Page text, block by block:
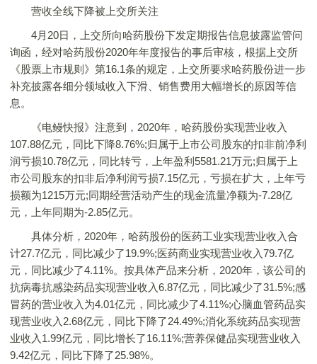
营收全线下降被上交所关注
4月20日，上交所向哈药股份下发定期报告信息披露监管问
询函，经对哈药股份2020年年度报告的事后审核，根据上交所
《股票上市规则》第16.1条的规定，上交所要求哈药股份进一步
补充披露各细分领域收入下滑、销售费用大幅增长的原因等信
息。
《电鳗快报》注意到，2020年，哈药股份实现营业收入
107.88亿元，同比下降8.76%;归属于上市公司股东的扣非前净利
润亏损10.78亿元，同比转亏，上年盈利5581.21万元;归属于上
市公司股东的扣非后净利润亏损7.15亿元，亏损在扩大，上年亏
损额为1215万元;同期经营活动产生的现金流量净额为-7.28亿
元，上年同期为-2.85亿元。
具体分析，2020年，哈药股份的医药工业实现营业收入合
计27.7亿元，同比减少了19.9%;医药商业实现营业收入79.7亿
元，同比减少了4.11%。按具体产品来分析，2020年，该公司的
抗病毒抗感染药品实现营业收入6.87亿元，同比减少了31.5%;感
冒药的营业收入为4.01亿元，同比减少了4.11%;心脑血管药品实
现营业收入2.68亿元，同比下降了24.49%;消化系统药品实现营
业收入1.99亿元，同比增长了16.11%;营养保健品实现营业收入
9.42亿元，同比下降了25.98%。